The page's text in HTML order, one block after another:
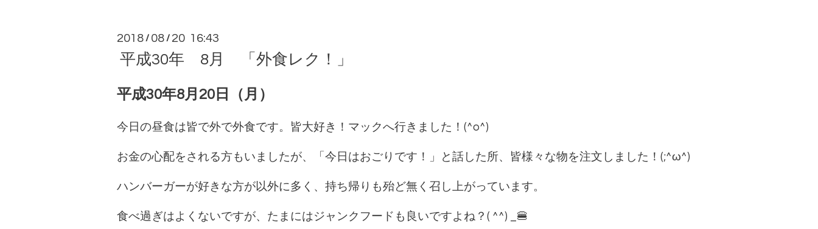
2018 / 08 / 20 16:43
平成30年 8月 「外食レク！」
平成30年8月20日（月）
今日の昼食は皆で外で外食です。皆大好き！マックへ行きました！(^o^)
お金の心配をされる方もいましたが、「今日はおごりです！」と話した所、皆様々な物を注文しました！(;^ω^)
ハンバーガーが好きな方が以外に多く、持ち帰りも殆ど無く召し上がっています。
食べ過ぎはよくないですが、たまにはジャンクフードも良いですよね？( ^^) _🍔